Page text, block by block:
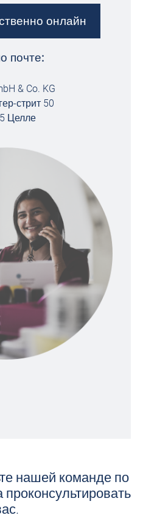
онлайн
почте:
& Co. KG
стрит 50
Целле
нашей команде по